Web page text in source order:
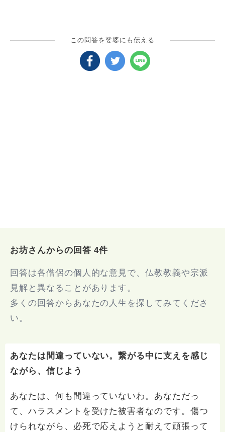
この問答を娑婆にも伝える
お坊さんからの回答 4件
回答は各僧侶の個人的な意見で、仏教教義や宗派
見解と異なることがあります。
多くの回答からあなたの人生を探してみてくださ
い。
あなたは間違っていない。繋がる中に支えを感じ
ながら、信じよう
あなたは、何も間違っていないわ。あなただっ
て、ハラスメントを受けた被害者なのです。傷つ
けられながら、必死で応えようと耐えて頑張って